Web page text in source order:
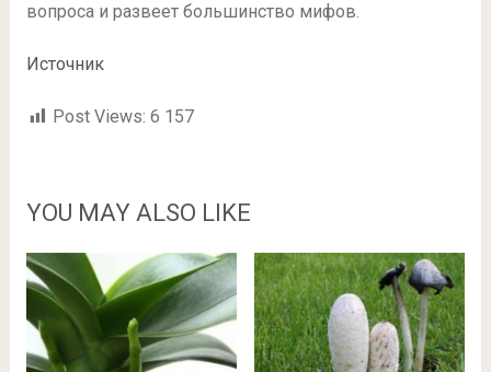
вопроса и развеет большинство мифов.
Источник
Post Views: 6 157
YOU MAY ALSO LIKE